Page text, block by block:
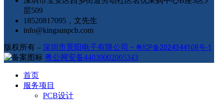
层509
18520817095，文先生
info@kingsunpcb.com
版权所有 – 深圳市景阳电子有限公司 – 粤ICP备2024344108号-1
粤公网安备44030002005343
首页
服务项目
PCB设计